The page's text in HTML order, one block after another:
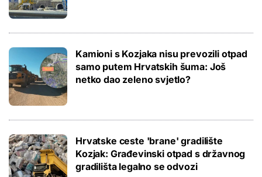
Kamioni s Kozjaka nisu prevozili otpad
samo putem Hrvatskih šuma: Još
netko dao zeleno svjetlo?
Hrvatske ceste 'brane' gradilište
Kozjak: Građevinski otpad s državnog
gradilišta legalno se odvozi